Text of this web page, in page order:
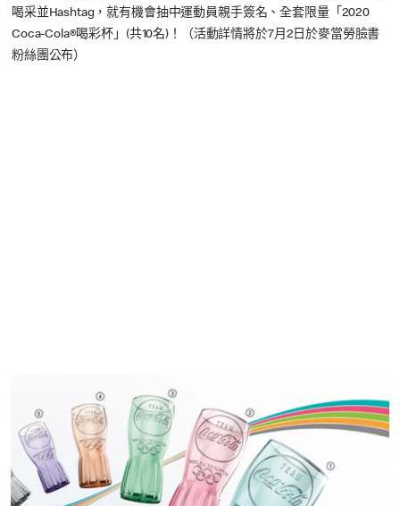
喝采並Hashtag，就有機會抽中運動員親手簽名、全套限量「2020
Coca-Cola®喝彩杯」(共10名)！（活動詳情將於7月2日於麥當勞臉書
粉絲團公布）